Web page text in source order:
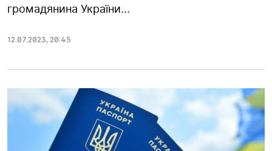
громадянина України...
12.07.2023, 20:45